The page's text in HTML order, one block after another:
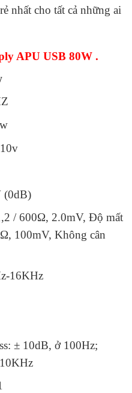
nhất cho tất cả những ai
APU USB 80W .
(0dB)
/ 600Ω, 2.0mV, Độ mất
100mV, Không cân
16KHz
± 10dB, ở 100Hz;